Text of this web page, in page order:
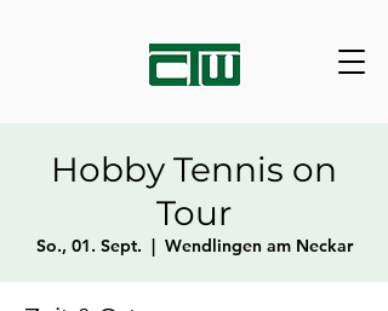
Hobby Tennis on
Tour
So., 01. Sept.
  |
Wendlingen am Neckar